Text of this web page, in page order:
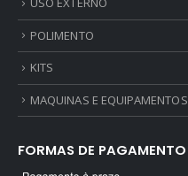
POLIMENTO
KITS
MAQUINAS E EQUIPAMENTOS
FORMAS DE PAGAMENTO